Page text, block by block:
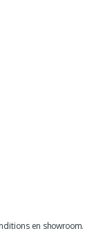
en showroom.